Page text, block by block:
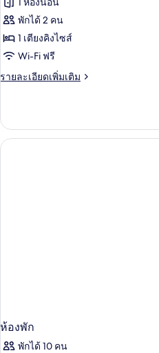
Mountain
View
Room
พักได้ 2 คน
1 เตียงคิงไซส์
Wi-Fi ฟรี
รายละเอียดเพิ่มเติม
ราย
เกี่ยว
กับ
Mountain
ห้องพัก
พักได้ 10 คน